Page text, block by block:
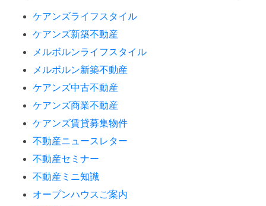
ケアンズライフスタイル
ケアンズ新築不動産
メルボルンライフスタイル
メルボルン新築不動産
ケアンズ中古不動産
ケアンズ商業不動産
ケアンズ賃貸募集物件
不動産ニュースレター
不動産セミナー
不動産ミニ知識
オープンハウスご案内